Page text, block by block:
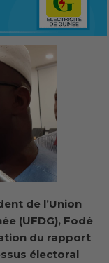
de l’Union
(UFDG), Fodé
du rapport
électoral